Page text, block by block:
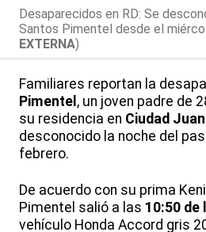
Desaparecidos en RD: Se
Santos Pimentel desde el
EXTERNA)
Familiares reportan la
Pimentel , un joven padre de
su residencia en Ciudad
desconocido la noche del
febrero.
De acuerdo con su prima
Pimentel salió a las 10:50 de
vehículo Honda Accord gris